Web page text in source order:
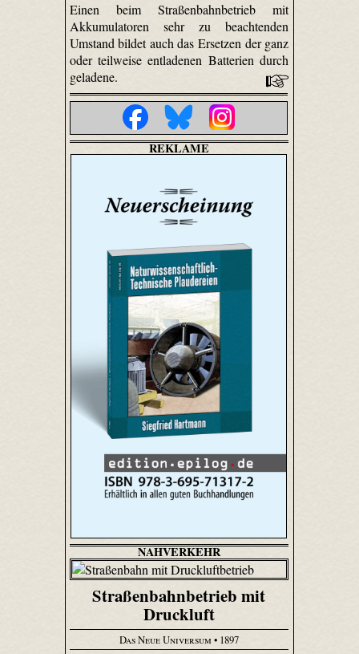
Einen beim Straßenbahnbetrieb mit
Akkumulatoren sehr zu beachtenden
Umstand bildet auch das Ersetzen der ganz
oder teilweise entladenen Batterien durch
geladene.
REKLAME
NAHVERKEHR
Straßenbahnbetrieb mit
Druckluft
Das Neue Universum • 1897